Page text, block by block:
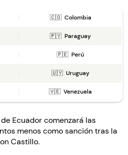
🇨🇴 Colombia
🇵🇾 Paraguay
🇵🇪 Perú
🇺🇾 Uruguay
🇻🇪 Venezuela
Ecuador comenzará las
menos como sanción tras la
Castillo.